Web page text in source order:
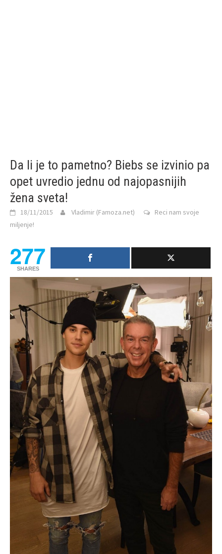
Da li je to pametno? Biebs se izvinio pa
opet uvredio jednu od najopasnijih
žena sveta!
18/11/2015 Vladimir (Famoza.net)
Reci nam svoje
miljenje!
277
SHARES